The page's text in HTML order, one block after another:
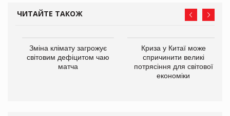
ЧИТАЙТЕ ТАКОЖ
Зміна клімату загрожує
світовим дефіцитом чаю
матча
Криза у Китаї може
спричинити великі
потрясіння для світової
економіки